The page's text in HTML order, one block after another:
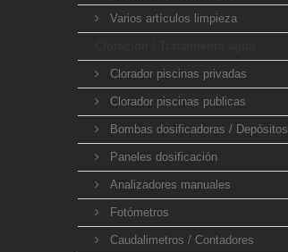
Varios artículos limpieza
Clorador piscinas privadas
Clorador piscinas publicas
Bombas dosificadoras / Depósitos
Paneles dosificación
Analizadores manuales
Fotómetros
Caudalimetros / Contadores